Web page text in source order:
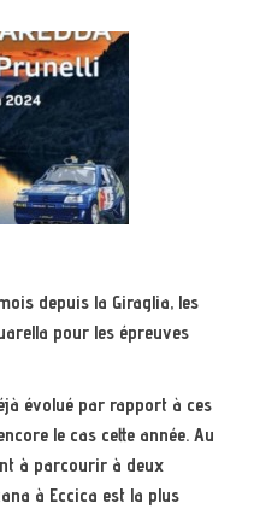
depuis la Giraglia, les
pour les épreuves
évolué par rapport à ces
le cas cette année. Au
à parcourir à deux
à Eccica est la plus